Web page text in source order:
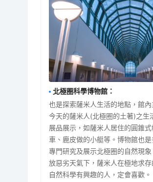
北極圈科學博物館 ：
也是探索薩米人生活的地點，館
今天的薩米人(北極圈的土著)之生
展品展示，如薩米人居住的圓錐
車、鹿皮做的小艇等。博物館也是
專門研究及展示北極圈的自然現
放惡劣天氣下，薩米人在極地求
自然科學有興趣的人，定會喜歡。